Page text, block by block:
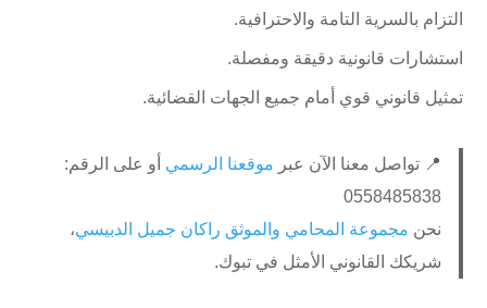
التزام بالسرية التامة والاحترافية.
استشارات قانونية دقيقة ومفصلة.
تمثيل قانوني قوي أمام جميع الجهات القضائية.
📍 تواصل معنا الآن عبر موقعنا الرسمي أو على الرقم:
0558485838
نحن مجموعة المحامي والموثق راكان جميل الدبيسي،
شريكك القانوني الأمثل في تبوك.